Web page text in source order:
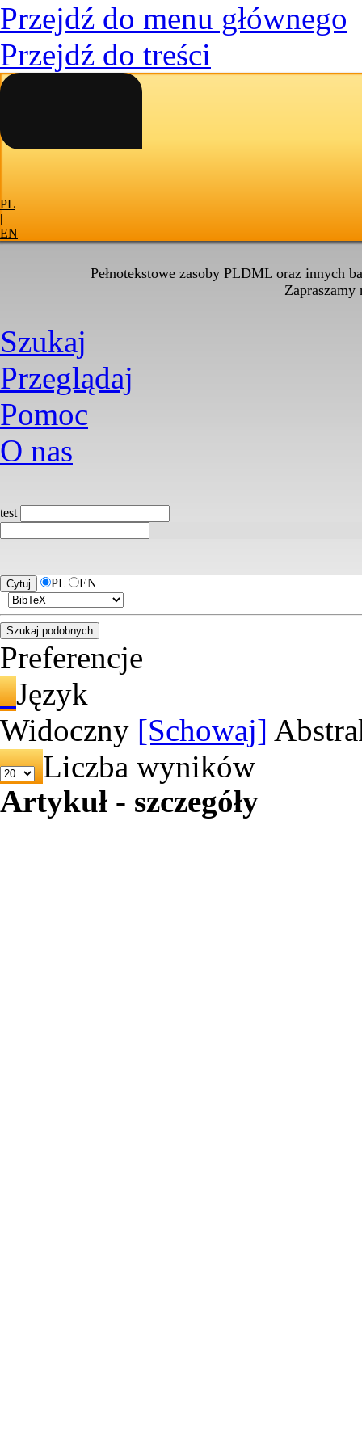
Przejdź do menu głównego
Przejdź do treści
PL
|
EN
Pełnotekstowe zasoby PLDML oraz innych
Zapraszamy
Szukaj
Przeglądaj
Pomoc
O nas
test
PL EN
Preferencje
Język
Widoczny [Schowaj]
Liczba wyników
Artykuł - szczegóły